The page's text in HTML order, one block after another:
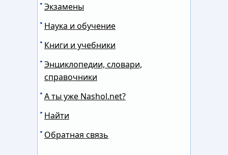
Экзамены
Наука и обучение
Книги и учебники
Энциклопедии, словари,
справочники
А ты уже Nashol.net?
Найти
Обратная связь